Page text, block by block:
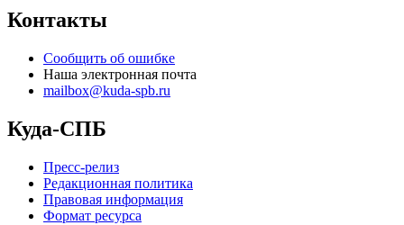
Контакты
Сообщить об ошибке
Наша электронная почта
mailbox@kuda-spb.ru
Куда-СПБ
Пресс-релиз
Редакционная политика
Правовая информация
Формат ресурса